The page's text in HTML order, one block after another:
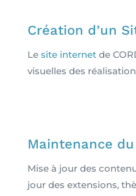
Création d’un
Le site internetde
visuelles des
Maintenance
Mise à jour des
jour des extensions,